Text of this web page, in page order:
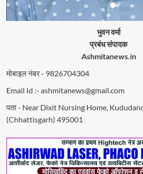
भुवन वर्मा
प्रबंध संपादक
Ashmitanews.in
मोबाइल नंबर - 9826704304
Email Id :- ashmitanews@gmail.com
पता - Near Dixit Nursing Home,
(Chhattisgarh) 495001